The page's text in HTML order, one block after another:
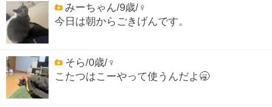
みーちゃん/9歳/♀
今日は朝からごきげんです。
そら/0歳/♀
こたつはこーやって使うんだよ🥱